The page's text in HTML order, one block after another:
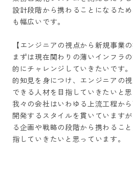
設計段階から携わることになるた
も幅広いです。
【エンジニアの視点から新規事業
まずは現在関わりの薄いインフラ
的にチャレンジしていきたいです
的知見を身につけ、エンジニアの
できる人材を目指していきたいと思
我々の会社はいわゆる上流工程か
開発するスタイルを貫いています
る企画や戦略の段階から携わるこ
指していきたいと思っています。